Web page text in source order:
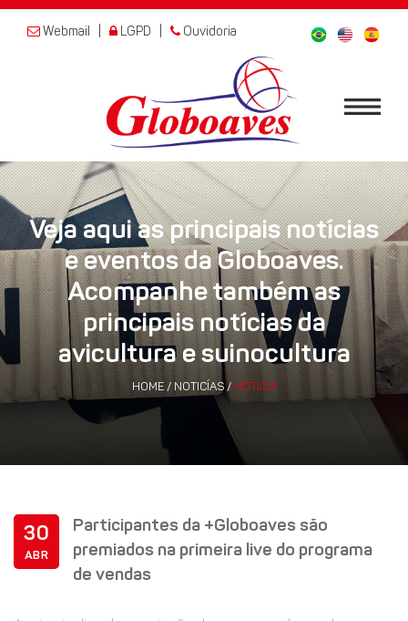
Webmail LGPD Ouvidoria
Veja aqui as principais notícias
e eventos da Globoaves.
Acompanhe também as
principais notícias da
avicultura e suinocultura
HOME / NOTICÍAS /NOTICÍA
30
ABR
Participantes da +Globoaves são
premiados na primeira live do programa
de vendas